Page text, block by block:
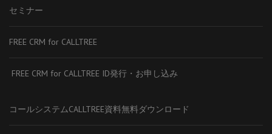
セミナー
FREE CRM for CALLTREE
FREE CRM for CALLTREE ID発行・お申し込み
コールシステムCALLTREE資料無料ダウンロード